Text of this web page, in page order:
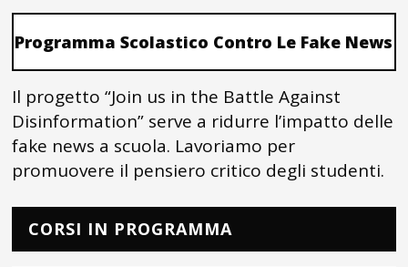
Programma Scolastico Contro Le Fake News
Il progetto “Join us in the Battle Against
Disinformation” serve a ridurre l’impatto delle
fake news a scuola. Lavoriamo per
promuovere il pensiero critico degli studenti.
CORSI IN PROGRAMMA